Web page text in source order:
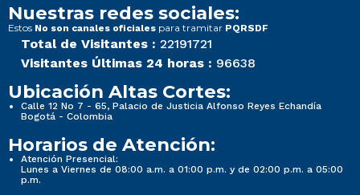
Nuestras redes sociales:
Estos No son canales oficiales para tramitar PQRSDF
Total de Visitantes : 22191721
Visitantes Últimas 24 horas : 96638
Ubicación Altas Cortes:
Calle 12 No 7 - 65, Palacio de Justicia Alfonso Reyes Echandía
Bogotá - Colombia
Horarios de Atención:
Atención Presencial:
Lunes a Viernes de 08:00 a.m. a 01:00 p.m. y de 02:00 p.m. a 05:00
p.m.